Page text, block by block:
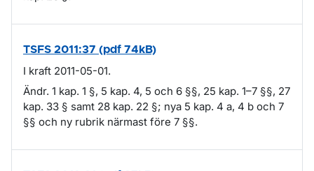
TSFS 2011:37 (pdf 74kB)
I kraft 2011-05-01.
Ändr. 1 kap. 1 §, 5 kap. 4, 5 och 6 §§, 25 kap. 1–7 §§, 27
kap. 33 § samt 28 kap. 22 §; nya 5 kap. 4 a, 4 b och 7
§§ och ny rubrik närmast före 7 §§.